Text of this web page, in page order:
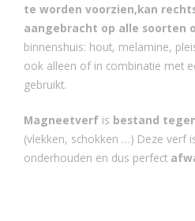
te worden voorzien,kan
aangebracht op alle soorten
binnenshuis: hout, melamine,
ook alleen of in combinatie met
gebruikt.
Magneetverf is bestand
(vlekken, schokken …) Deze verf
onderhouden en dus perfect